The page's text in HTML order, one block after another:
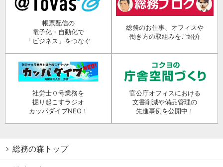
帳票配信の
電子化・自動化で
「ビジネス」をつなぐ
総務のお仕事、オフィスや
働き方の取組みをご紹介
社労士０号業務を
掘り起こすラジオ
カッパダイブNEO！
官公庁オフィスにおける
文書削減や備品管理の
先進事例を公開中！
総務の森トップ